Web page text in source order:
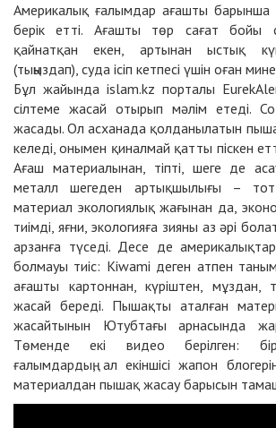
Америкалық ғалымдар ағашты барынша
берік етті. Ағашты төр сағат бойы
қайнатқан екен, артынан ыстық
(тыңыздап), суда ісіп кетпесі үшін оған
Бұл жайында islam.kz порталы
сілтеме жасай отырып мәлім етеді.
жасады. Ол асханада қолданылатын
келеді, онымен қиналмай қатты піскен
Ағаш материалынан, тіпті, шеге де
металл шегеден артықшылығы –
материал экологиялық жағынан да,
тиімді, яғни, экологияға зияны аз әрі
арзанға түседі. Десе де
болмауы тиіс: Kiwami деген атпен
ағашты картоннан, күріштен, мұздан,
жасай береді. Пышақты аталған
жасайтынын Ютубтағы арнасында
Төменде екі видео берілген:
ғалымдардың, ал екіншісі жапон
материалдан пышақ жасау барысын